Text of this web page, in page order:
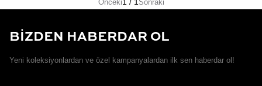
Önceki Sonraki
BİZDEN HABERDAR OL
Yeni koleksiyonlardan ve özel kampanyalardan ilk sen haberdar ol!